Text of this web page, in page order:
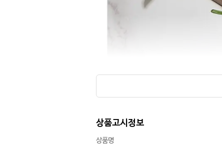
상품고시정보
상품명